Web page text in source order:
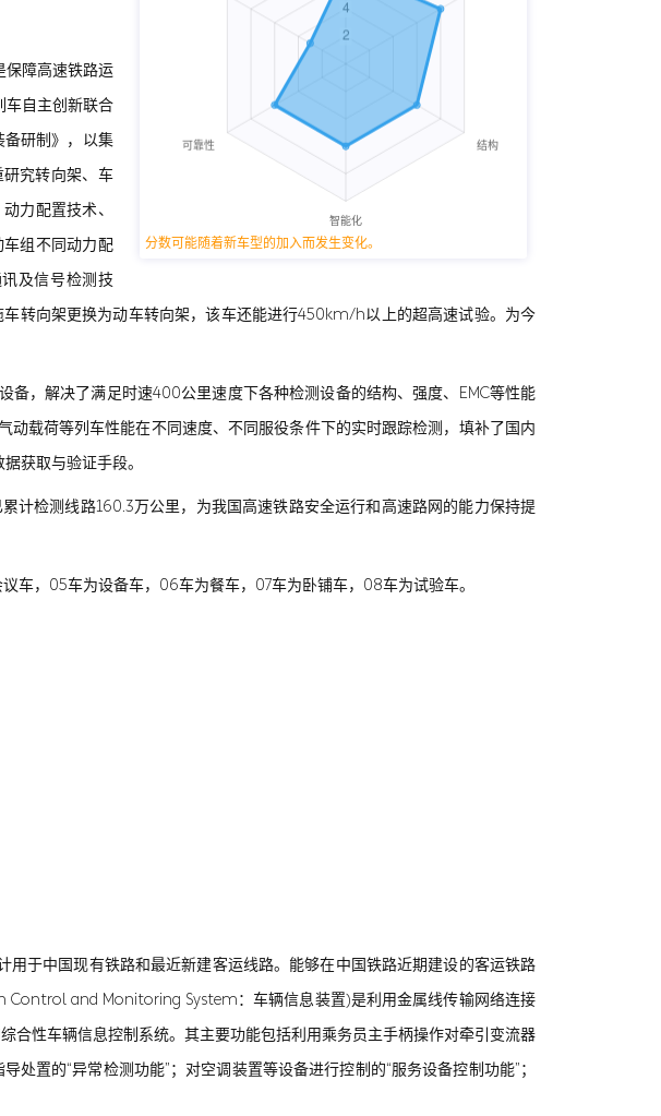
分数可能随着新车型的加入而发生变化。
保障高速铁路运
车自主创新联合
研制》，以集
究转向架、车
力配置技术、
组不同动力配
及信号检测技
转向架更换为动车转向架，该车还能进行450km/h以上的超高速试验。为今
，解决了满足时速400公里速度下各种检测设备的结构、强度、EMC等性能
载荷等列车性能在不同速度、不同服役条件下的实时跟踪检测，填补了国内
获取与验证手段。
计检测线路160.3万公里，为我国高速铁路安全运行和高速路网的能力保持提
车，05车为设备车，06车为餐车，07车为卧铺车，08车为试验车。
于中国现有铁路和最近新建客运线路。能够在中国铁路近期建设的客运铁路
Control and Monitoring System：车辆信息装置)是利用金属线传输网络连接
合性车辆信息控制系统。其主要功能包括利用乘务员主手柄操作对牵引变流器
置的“异常检测功能”；对空调装置等设备进行控制的“服务设备控制功能”；